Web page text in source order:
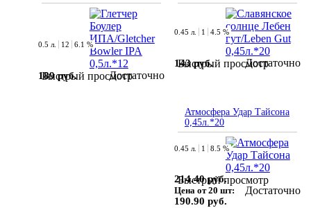
Быстрый просмотр
0.5 л. 12 6.1 %
189 руб. Достаточно
Быстрый просмотр
0.45 л. 1 4.5 %
143 руб. Достаточно
Атмосфера Удар Тайсона
0,45л.*20
Быстрый просмотр
0.45 л. 1 8.5 %
214.40 руб.
Цена от 20 шт:
190.90 руб.
Достаточно